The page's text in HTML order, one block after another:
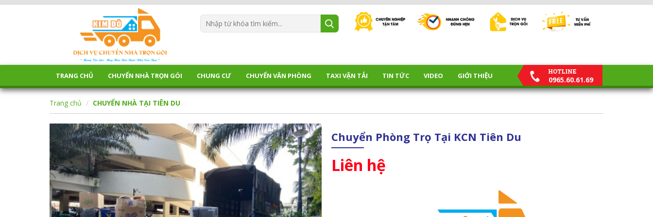
TRANG CHỦ CHUYỂN NHÀ TRỌN GÓI CHUNG CƯ CHUYỂN VĂN PHÒNG TAXI VẬN TẢI TIN TỨC VIDEO GIỚI THIỆU 0965.60.61.69
Trang chủ CHUYỂN NHÀ TẠI TIÊN DU
Chuyển Phòng Trọ Tại KCN Tiên Du
Liên hệ